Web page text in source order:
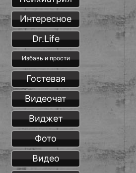
Интересное
Dr.Life
Избавь и прости
Гостевая
Видеочат
Виджет
Фото
Видео